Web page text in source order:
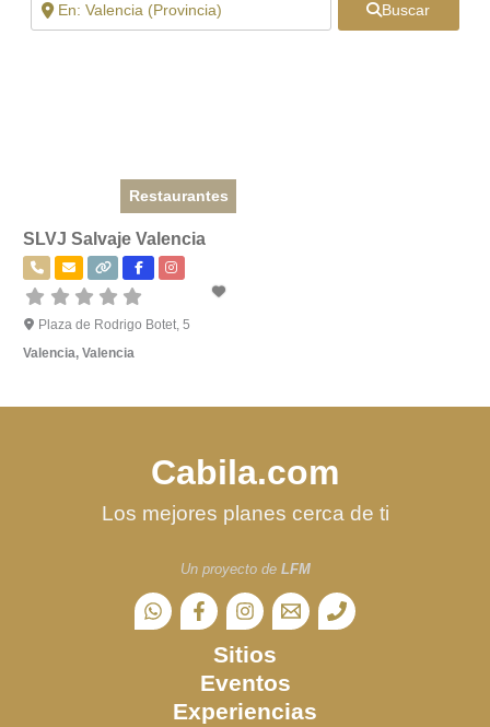
Buscar
Restaurantes
SLVJ Salvaje Valencia
Plaza de Rodrigo Botet, 5
Valencia, Valencia
Cabila.com
Los mejores planes cerca de ti
Un proyecto de LFM
Sitios
Eventos
Experiencias